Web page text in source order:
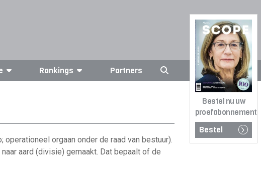
Bestel nu uw
proefabonnement
Bestel
Rankings Partners
orgaan onder de raad van bestuur).
aard (divisie) gemaakt. Dat bepaalt of de